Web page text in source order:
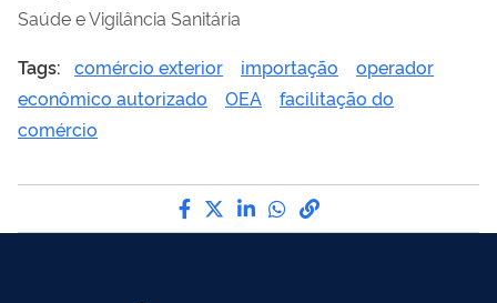
Saúde e Vigilância Sanitária
Tags: comércio exterior importação
operador
econômico autorizado
OEA
facilitação do
comércio
Compartilhe por Facebook
Compartilhe por Twitter
Compartilhe por
Compartilhe por
link para Copiar